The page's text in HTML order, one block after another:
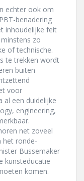
echter ook om
benadering
inhoudelijke feit
zo
of technische.
te trekken wordt
buiten
voor
al een duidelijke
engineering,
net zoveel
het ronde-
Bussemaker
kunsteducatie
komen.